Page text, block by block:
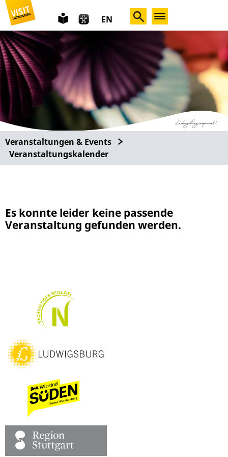
leichte
Sprache
EN
Veranstaltungen & Events
Veranstaltungskalender
Es konnte leider keine passende
Veranstaltung gefunden werden.